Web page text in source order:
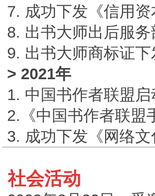
7. 成功下发《信用
8. 出书大师出后服
9. 出书大师商标证下
> 2021年
1. 中国书作者联盟
2.《中国书作者联
3. 成功下发《网络
社会活动